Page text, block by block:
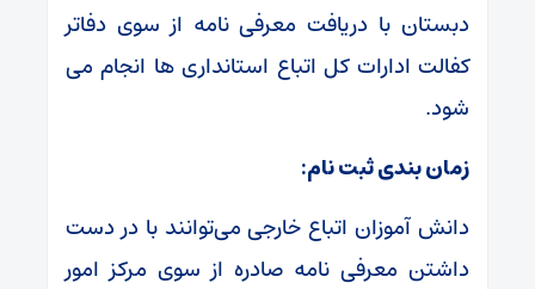
دبستان با دریافت معرفی نامه از سوی دفاتر
کفالت ادارات کل اتباع استانداری ها انجام می
شود.
زمان بندی ثبت نام:
دانش آموزان اتباع خارجی می‌توانند با در دست
داشتن معرفی نامه صادره از سوی مرکز امور